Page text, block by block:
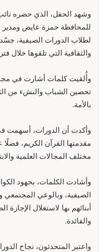
وشهد الحفل، الذي حضره
للمحافظة حمزة عايض ومدير
لطلاب الدورات الصيفية،
والثقافية التي تلقوها خلال
وأُلقيت كلمات أشارت في
تحصين الشباب والنشء من
بالأمة.
وأكدت أن الدورات، أسهمت في
مقدمتها القرآن الكريم،
مختلف المجالات العلمية
وأشادت الكلمات، بجهود
الصيفية، وبالوعي المجتمعي
أبنائهم بها لاستغلال الإجازة
والفائدة.
واعتبر المتحدثون، نجاح